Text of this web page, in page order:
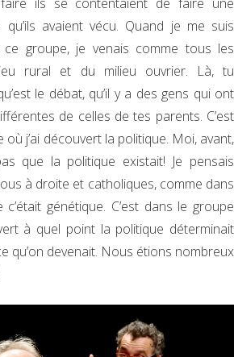
ils se contentaient de faire une
avaient vécu. Quand je me suis
groupe, je venais comme tous les
rural et du milieu ouvrier. Là, tu
le débat, qu’il y a des gens qui ont
de celles de tes parents. C’est
où j’ai découvert la politique. Moi, avant,
que la politique existait! Je pensais
à droite et catholiques, comme dans
c’était génétique. C’est dans le groupe
à quel point la politique déterminait
qu’on devenait. Nous étions nombreux